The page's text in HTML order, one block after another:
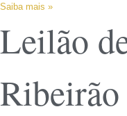
Saiba mais »
Leilão